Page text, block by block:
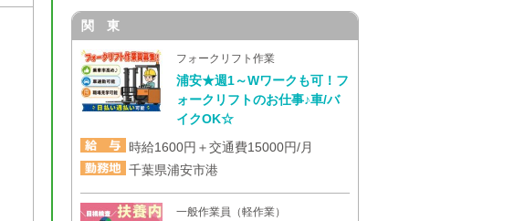
関 東
フォークリフト作業
浦安★週1～Wワークも可！フ
ォークリフトのお仕事♪車/バ
イクOK☆
時給1600円＋交通費15000円/月
千葉県浦安市港
一般作業員（軽作業）